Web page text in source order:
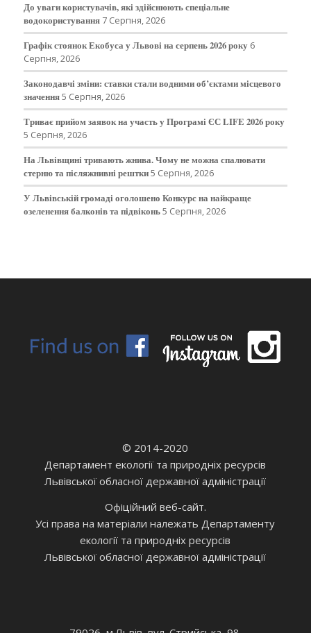
До уваги користувачів, які здійснюють спеціальне
водокористування 7 Серпня, 2026
Графік стоянок Екобуса у Львові на серпень 2026 року 6
Серпня, 2026
Законодавчі зміни: ставки стали водними об’єктами місцевого
значення5 Серпня, 2026
Триває прийом заявок на участь у Програмі ЄС LIFE 2026 року
5 Серпня, 2026
На Львівщині тривають жнива. Чому не можна спалювати
стерню та післяжнивні рештки5 Серпня, 2026
У Львівській громаді оголошено Конкурс на найкраще
озеленення балконів та підвіконь5 Серпня, 2026
© 2014-2020
Департамент екології та природніх ресурсів
Львівської обласної державної адміністрації
Офіційний веб-сайт.
Усі права на матеріали належать Департаменту
екології та природніх ресурсів
Львівської обласної державної адміністрації